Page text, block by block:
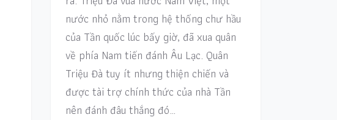
nước nhỏ nằm trong hệ thống chư hầu
của Tần quốc lúc bấy giờ, đã xua quân
về phía Nam tiến đánh Âu Lạc. Quân
Triệu Đà tuy ít nhưng thiện chiến và
được tài trợ chính thức của nhà Tần
nên đánh đâu thắng đó…